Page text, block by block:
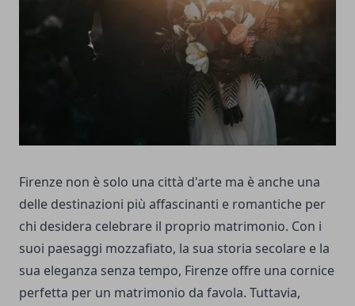
Firenze non è solo una città d'arte ma è anche una
delle destinazioni più affascinanti e romantiche per
chi desidera celebrare il proprio matrimonio. Con i
suoi paesaggi mozzafiato, la sua storia secolare e la
sua eleganza senza tempo, Firenze offre una cornice
perfetta per un matrimonio da favola. Tuttavia,